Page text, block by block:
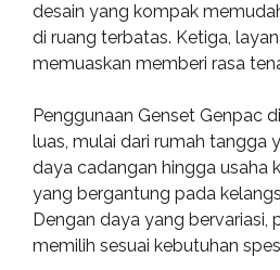
desain yang kompak
di ruang terbatas. Ketiga,
memuaskan memberi rasa
Penggunaan Genset Genpac
luas, mulai dari rumah tangga
daya cadangan hingga usaha
yang bergantung pada
Dengan daya yang bervariasi,
memilih sesuai kebutuhan